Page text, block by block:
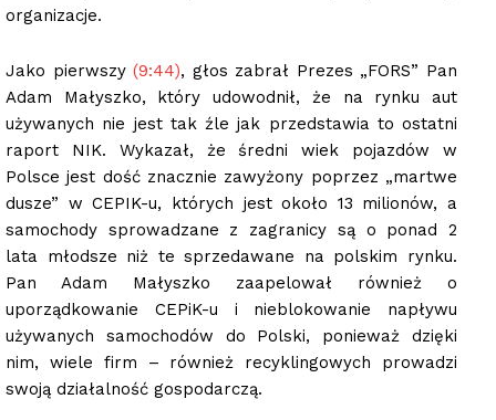
organizacje.
Jako pierwszy(9:44), głos zabrał Prezes „FORS” Pan
Adam Małyszko, który udowodnił, że na rynku aut
używanych nie jest tak źle jak przedstawia to ostatni
raport NIK. Wykazał, że średni wiek pojazdów w
Polsce jest dość znacznie zawyżony poprzez „martwe
dusze” w CEPIK-u, których jest około 13 milionów, a
samochody sprowadzane z zagranicy są o ponad 2
lata młodsze niż te sprzedawane na polskim rynku.
Pan Adam Małyszko zaapelował również o
uporządkowanie CEPiK-u i nieblokowanie napływu
używanych samochodów do Polski, ponieważ dzięki
nim, wiele firm – również recyklingowych prowadzi
swoją działalność gospodarczą.